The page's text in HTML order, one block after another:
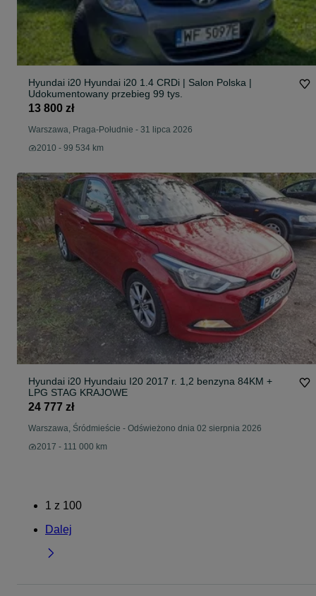
Hyundai i20 Hyundai i20 1.4 CRDi | Salon Polska |
Udokumentowany przebieg 99 tys.
13 800 zł
Warszawa, Praga-Południe - 31 lipca 2026
2010 - 99 534 km
Hyundai i20 Hyundaiu I20 2017 r. 1,2 benzyna 84KM +
LPG STAG KRAJOWE
24 777 zł
Warszawa, Śródmieście - Odświeżono dnia 02 sierpnia 2026
2017 - 111 000 km
1 z 100
Dalej